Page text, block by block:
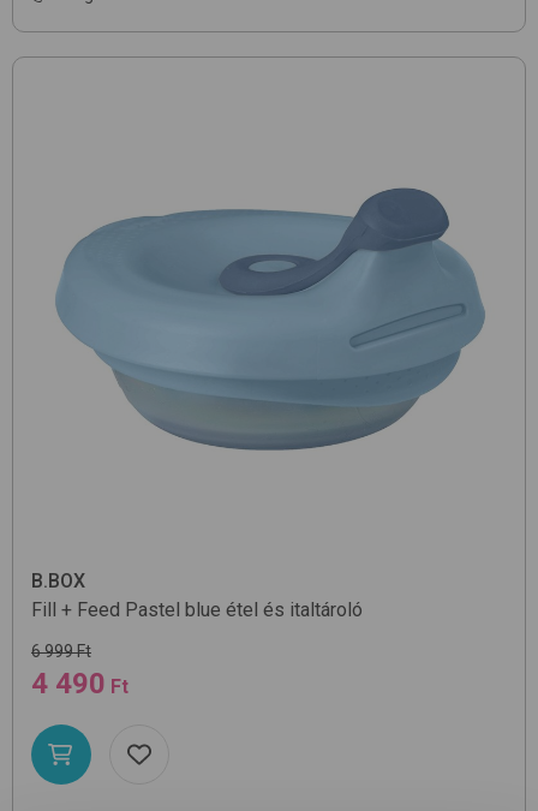
B.BOX
Fill + Feed Pastel blue étel és italtároló
6 999 Ft
4 490 Ft